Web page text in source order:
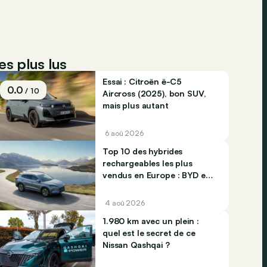
plus lus
0.0/ 10
Essai : Citroën ë-C5
Aircross (2025), bon SUV,
mais plus autant
6 aoû 2026
Top 10 des hybrides
rechargeables les plus
vendus en Europe : BYD et
4 aoû 2026
1.980 km avec un plein :
quel est le secret de ce
Nissan Qashqai ?